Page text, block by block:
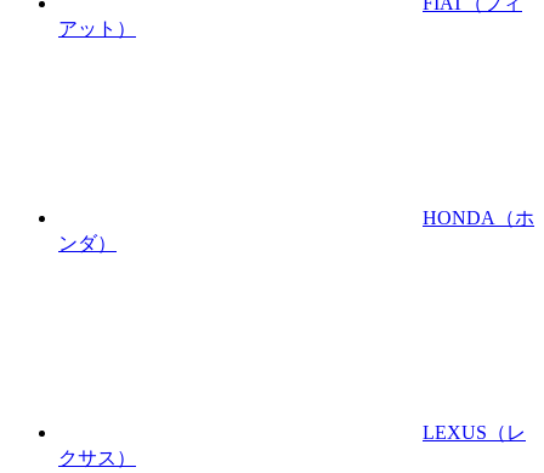
アット）
HONDA （ホ
ンダ）
LEXUS （レ
クサス）